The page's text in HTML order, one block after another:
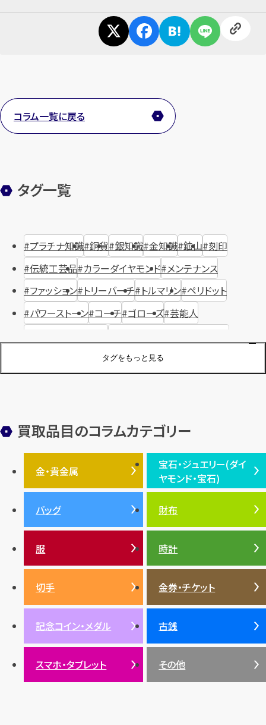
コラム一覧に戻る
タグ一覧
タグをもっと見る
プラチナ知識 銅貨 銀知識 金知識 鉱山 刻印
伝統工芸品 カラーダイヤモンド メンテナンス
ファッション トリーバーチ トルマリン ペリドット
パワーストーン コーチ ゴローズ 芸能人
ジュエリーブランド オーデマピゲ
装飾品 オメガ シュプリーム ウブロ
エルメス ダイヤモンド ルイ・ヴィトン 豆知識 カルティエ
投資 金地金 金価格・相場 グッチ 買取 プラダ
ティファニー
金貨 ブルガリ
バッグ
アメジスト
バレンシアガ
ルビー 陶磁器・ガラス ブレゲ SDGs
買取品目のコラムカテゴリー
金・貴金属
金・貴金属TOP
プラチナ
銀・シルバー
宝石・ジュエリー(ダイ
ヤモンド・宝石)
宝石・ジュエリー(ダイヤモ
ンド・宝石)TOP
ダイヤモンド
エメラルド
ルビー
サファイア
パール
サンゴ
ヒスイ
バッグ 財布
服 時計
切手 金券・チケット
記念コイン・メダル 古銭
スマホ・タブレット その他